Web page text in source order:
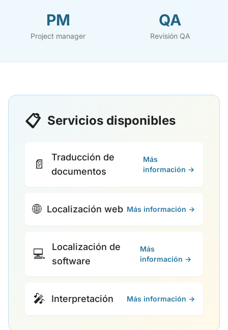
PM
Project manager
QA
Revisión QA
📋 Servicios disponibles
📄
Traducción de
documentos
Más
información →
🌐 Localización web Más información →
💻
Localización de
software
Más
información →
🎤 Interpretación Más información →